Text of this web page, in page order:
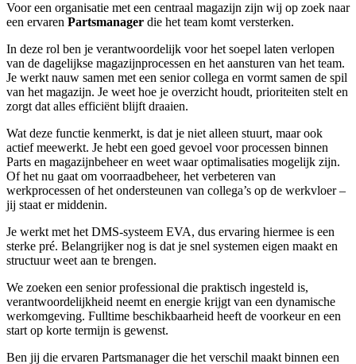
Voor een organisatie met een centraal magazijn zijn wij op zoek naar
een ervaren Partsmanager die het team komt versterken.
In deze rol ben je verantwoordelijk voor het soepel laten verlopen
van de dagelijkse magazijnprocessen en het aansturen van het team.
Je werkt nauw samen met een senior collega en vormt samen de spil
van het magazijn. Je weet hoe je overzicht houdt, prioriteiten stelt en
zorgt dat alles efficiënt blijft draaien.
Wat deze functie kenmerkt, is dat je niet alleen stuurt, maar ook
actief meewerkt. Je hebt een goed gevoel voor processen binnen
Parts en magazijnbeheer en weet waar optimalisaties mogelijk zijn.
Of het nu gaat om voorraadbeheer, het verbeteren van
werkprocessen of het ondersteunen van collega’s op de werkvloer –
jij staat er middenin.
Je werkt met het DMS-systeem EVA, dus ervaring hiermee is een
sterke pré. Belangrijker nog is dat je snel systemen eigen maakt en
structuur weet aan te brengen.
We zoeken een senior professional die praktisch ingesteld is,
verantwoordelijkheid neemt en energie krijgt van een dynamische
werkomgeving. Fulltime beschikbaarheid heeft de voorkeur en een
start op korte termijn is gewenst.
Ben jij die ervaren Partsmanager die het verschil maakt binnen een